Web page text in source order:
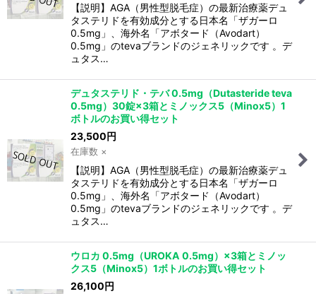
【説明】AGA（男性型脱毛症）の最新治療薬デュ
タステリドを有効成分とする日本名「ザガーロ
0.5mg」、海外名「アボタード（Avodart）
0.5mg」のtevaブランドのジェネリックです 。デ
ュタス…
デュタステリド・テバ 0.5mg（Dutasteride teva
0.5mg）30錠×3箱とミノックス5（Minox5）1
ボトルのお買い得セット
23,500円
在庫数 ×
【説明】AGA（男性型脱毛症）の最新治療薬デュ
タステリドを有効成分とする日本名「ザガーロ
0.5mg」、海外名「アボタード（Avodart）
0.5mg」のtevaブランドのジェネリックです 。デ
ュタス…
ウロカ 0.5mg（UROKA 0.5mg）×3箱とミノッ
クス5（Minox5）1ボトルのお買い得セット
26,100円